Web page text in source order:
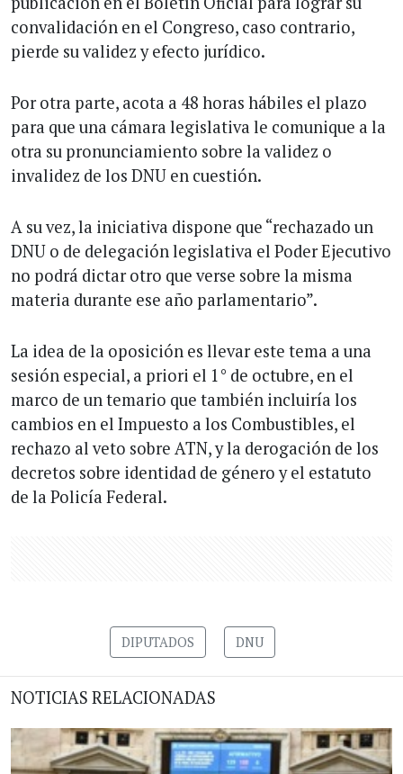
convalidación en el Congreso, caso contrario,
pierde su validez y efecto jurídico.
Por otra parte, acota a 48 horas hábiles el plazo
para que una cámara legislativa le comunique a la
otra su pronunciamiento sobre la validez o
invalidez de los DNU en cuestión.
A su vez, la iniciativa dispone que “rechazado un
DNU o de delegación legislativa el Poder Ejecutivo
no podrá dictar otro que verse sobre la misma
materia durante ese año parlamentario”.
La idea de la oposición es llevar este tema a una
sesión especial, a priori el 1° de octubre, en el
marco de un temario que también incluiría los
cambios en el Impuesto a los Combustibles, el
rechazo al veto sobre ATN, y la derogación de los
decretos sobre identidad de género y el estatuto
de la Policía Federal.
DIPUTADOS DNU
NOTICIAS RELACIONADAS